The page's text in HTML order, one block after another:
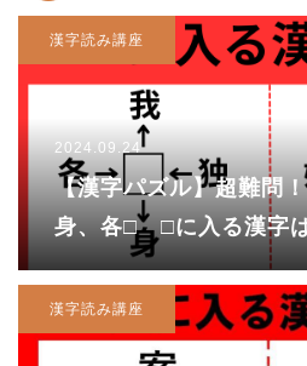
漢字読み講座
2024.09.24
【漢字パズル】超難問
身、各□ □に入る漢字
漢字読み講座